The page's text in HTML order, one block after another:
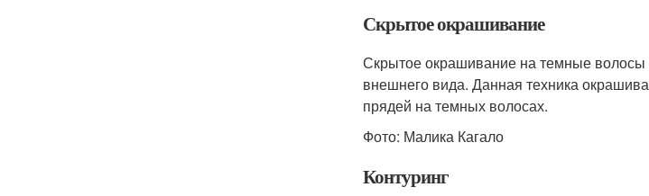
Скрытое окрашивание
Скрытое окрашивание на темные волосы
внешнего вида. Данная техника
прядей на темных волосах.
Фото: Малика Кагало
Контуринг